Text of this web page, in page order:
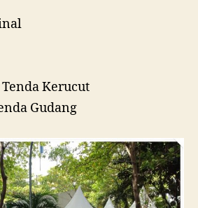
Kerucut
Gudang